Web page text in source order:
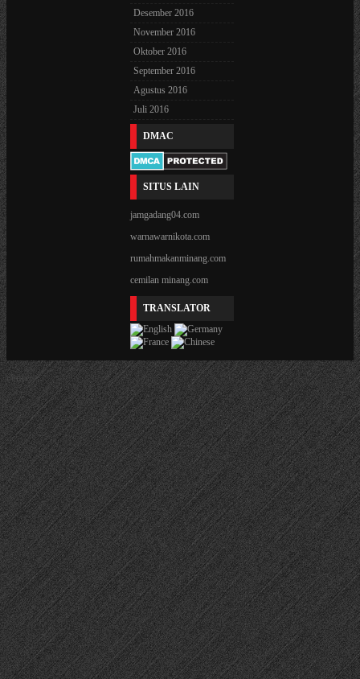
Desember 2016
November 2016
Oktober 2016
September 2016
Agustus 2016
Juli 2016
DMAC
SITUS LAIN
jamgadang04.com
warnawarnikota.com
rumahmakanminang.com
cemilan minang.com
TRANSLATOR
center>